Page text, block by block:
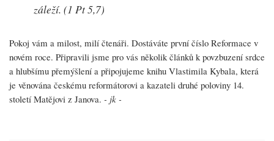
záleží. (1 Pt 5,7)
Pokoj vám a milost, milí čtenáři. Dostáváte první číslo Reformace v
novém roce. Připravili jsme pro vás několik článků k povzbuzení srdce
a hlubšímu přemýšlení a připojujeme knihu Vlastimila Kybala, která
je věnována českému reformátorovi a kazateli druhé poloviny 14.
století Matějovi z Janova. - jk -